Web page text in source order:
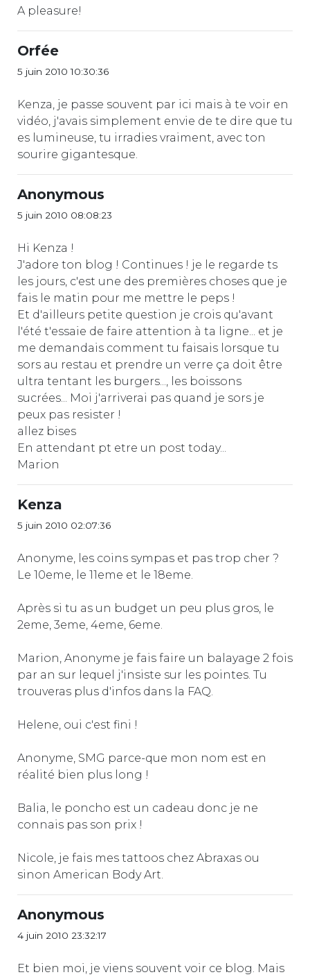
A pleasure!
Orfée
5 juin 2010 10:30:36
Kenza, je passe souvent par ici mais à te voir en
vidéo, j'avais simplement envie de te dire que tu
es lumineuse, tu irradies vraiment, avec ton
sourire gigantesque.
Anonymous
5 juin 2010 08:08:23
Hi Kenza !
J'adore ton blog ! Continues ! je le regarde ts
les jours, c'est une des premières choses que je
fais le matin pour me mettre le peps !
Et d'ailleurs petite question je crois qu'avant
l'été t'essaie de faire attention à ta ligne... et je
me demandais comment tu faisais lorsque tu
sors au restau et prendre un verre ça doit être
ultra tentant les burgers..., les boissons
sucrées... Moi j'arriverai pas quand je sors je
peux pas resister !
allez bises
En attendant pt etre un post today...
Marion
Kenza
5 juin 2010 02:07:36
Anonyme, les coins sympas et pas trop cher ?
Le 10eme, le 11eme et le 18eme.
Après si tu as un budget un peu plus gros, le
2eme, 3eme, 4eme, 6eme.
Marion, Anonyme je fais faire un balayage 2 fois
par an sur lequel j'insiste sur les pointes. Tu
trouveras plus d'infos dans la FAQ.
Helene, oui c'est fini !
Anonyme, SMG parce-que mon nom est en
réalité bien plus long !
Balia, le poncho est un cadeau donc je ne
connais pas son prix !
Nicole, je fais mes tattoos chez Abraxas ou
sinon American Body Art.
Anonymous
4 juin 2010 23:32:17
Et bien moi, je viens souvent voir ce blog. Mais